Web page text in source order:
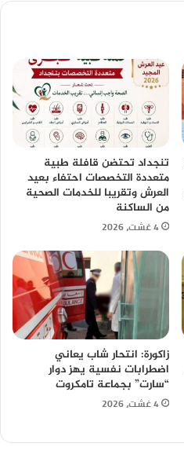
تنجداد تحتضن قافلة طبية
متعددة التخصصات احتفاء بعيد
العرش وتقريبا للخدمات الصحية
من الساكنة
4 غشت، 2026
زاكورة: انتحار شاب يعاني
اضطرابات نفسية يهز دوار
“سارت” بجماعة تامكروت
4 غشت، 2026